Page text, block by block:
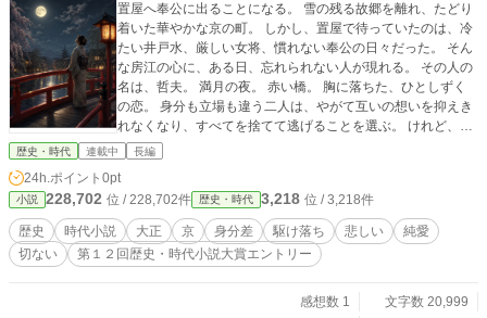
置屋へ奉公に出ることになる。 雪の残る故郷を離れ、たどり
着いた華やかな京の町。 しかし、置屋で待っていたのは、冷
たい井戸水、厳しい女将、慣れない奉公の日々だった。 そん
な房江の心に、ある日、忘れられない人が現れる。 その人の
名は、哲夫。 満月の夜。 赤い橋。 胸に落ちた、ひとしずく
の恋。 身分も立場も違う二人は、やがて互いの想いを抑えき
れなくなり、すべてを捨てて逃げることを選ぶ。 けれど、時
代の影は、二人の小さな幸せを静かに追いかけてくる。 老い
は、叶わなかった恋を生涯抱き続けた一人の女の、悲しくも
美しい大正純愛物語。
歴史・時代 連載中 長編
24h.ポイント 0pt
小説 228,702 位 / 228,702件 歴史・時代 3,218 位 / 3,218件
歴史 時代小説 大正 京 身分差 駆け落ち 悲しい
純愛
切ない
第１２回歴史・時代小説大賞エントリー
感想数 1 文字数 20,999